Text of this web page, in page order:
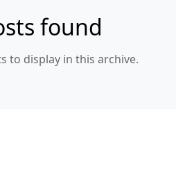
found
to display in this archive.